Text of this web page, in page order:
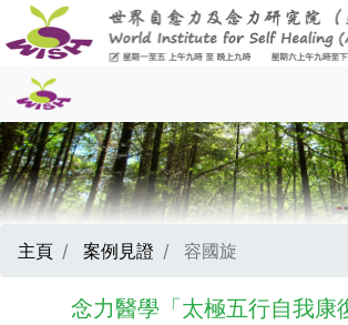
主頁 案例見證 容國旋
念力醫學「太極五行自我康